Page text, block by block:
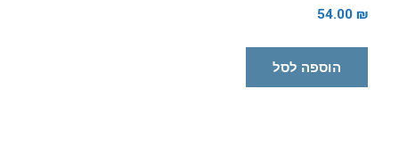
דורג
5.00
54.00 ₪
הוספה לסל